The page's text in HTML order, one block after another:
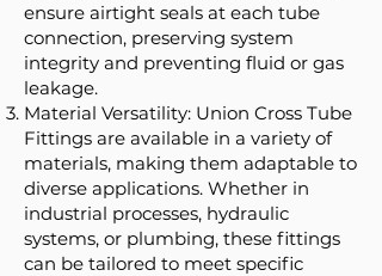
ensure airtight seals at each tube
connection, preserving system
integrity and preventing fluid or gas
leakage.
Material Versatility: Union Cross Tube
Fittings are available in a variety of
materials, making them adaptable to
diverse applications. Whether in
industrial processes, hydraulic
systems, or plumbing, these fittings
can be tailored to meet specific